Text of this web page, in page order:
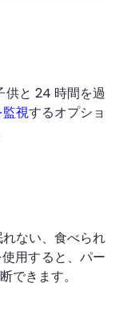
供と 24 時間を過
視するオプショ
ない、食べられ
用すると、パー
できます。